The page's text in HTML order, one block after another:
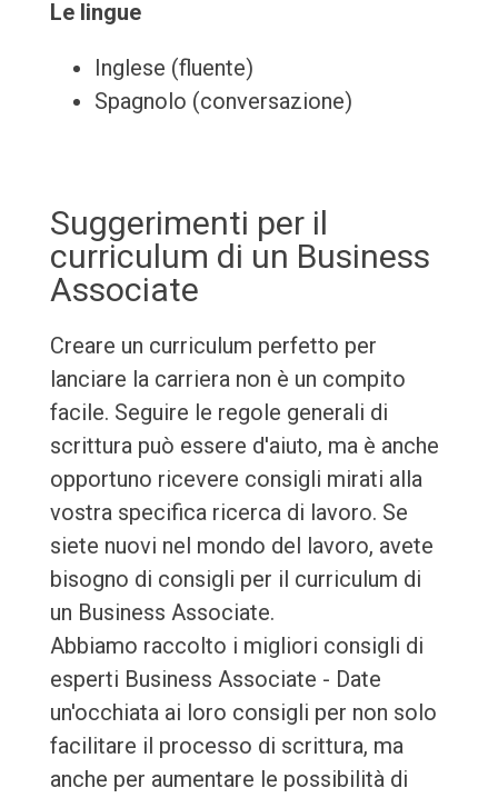
Le lingue
Inglese (fluente)
Spagnolo (conversazione)
Suggerimenti per il
curriculum di un Business
Associate
Creare un curriculum perfetto per
lanciare la carriera non è un compito
facile. Seguire le regole generali di
scrittura può essere d'aiuto, ma è anche
opportuno ricevere consigli mirati alla
vostra specifica ricerca di lavoro. Se
siete nuovi nel mondo del lavoro, avete
bisogno di consigli per il curriculum di
un Business Associate.
Abbiamo raccolto i migliori consigli di
esperti Business Associate - Date
un'occhiata ai loro consigli per non solo
facilitare il processo di scrittura, ma
anche per aumentare le possibilità di